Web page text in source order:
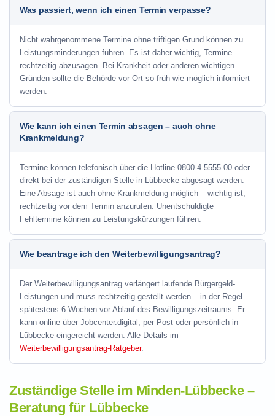
Was passiert, wenn ich einen Termin verpasse?
Nicht wahrgenommene Termine ohne triftigen Grund können zu
Leistungsminderungen führen. Es ist daher wichtig, Termine
rechtzeitig abzusagen. Bei Krankheit oder anderen wichtigen
Gründen sollte die Behörde vor Ort so früh wie möglich informiert
werden.
Wie kann ich einen Termin absagen – auch ohne
Krankmeldung?
Termine können telefonisch über die Hotline 0800 4 5555 00 oder
direkt bei der zuständigen Stelle in Lübbecke abgesagt werden.
Eine Absage ist auch ohne Krankmeldung möglich – wichtig ist,
rechtzeitig vor dem Termin anzurufen. Unentschuldigte
Fehltermine können zu Leistungskürzungen führen.
Wie beantrage ich den Weiterbewilligungsantrag?
Der Weiterbewilligungsantrag verlängert laufende Bürgergeld-
Leistungen und muss rechtzeitig gestellt werden – in der Regel
spätestens 6 Wochen vor Ablauf des Bewilligungszeitraums. Er
kann online über Jobcenter.digital, per Post oder persönlich in
Lübbecke eingereicht werden. Alle Details im
Weiterbewilligungsantrag-Ratgeber.
Zuständige Stelle im Minden-Lübbecke –
Beratung für Lübbecke